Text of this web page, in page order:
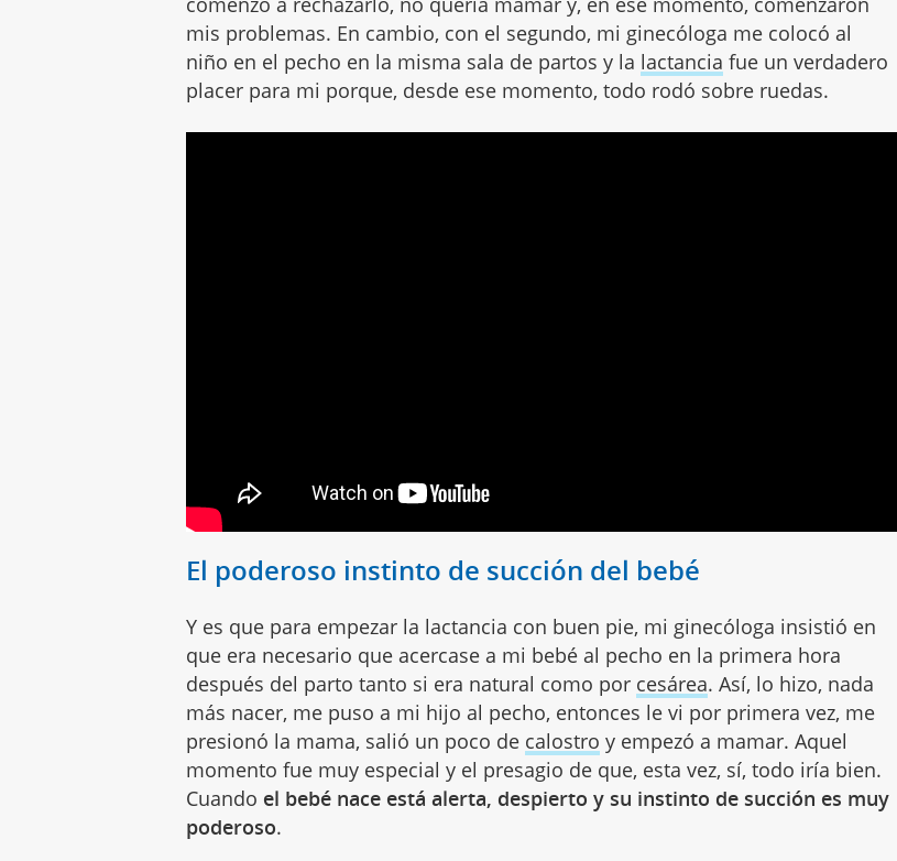
mis problemas. En cambio, con el segundo, mi ginecóloga me colocó al
niño en el pecho en la misma sala de partos y la lactancia fue un verdadero
placer para mi porque, desde ese momento, todo rodó sobre ruedas.
El poderoso instinto de succión del bebé
Y es que para empezar la lactancia con buen pie, mi ginecóloga insistió en
que era necesario que acercase a mi bebé al pecho en la primera hora
después del parto tanto si era natural como por cesárea. Así, lo hizo, nada
más nacer, me puso a mi hijo al pecho, entonces le vi por primera vez, me
presionó la mama, salió un poco de calostro y empezó a mamar. Aquel
momento fue muy especial y el presagio de que, esta vez, sí, todo iría bien.
Cuando el bebé nace está alerta, despierto y su instinto de succión es muy
poderoso.